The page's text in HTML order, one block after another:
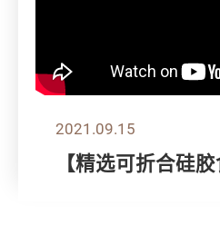
2021.09.15
【精选可折合硅